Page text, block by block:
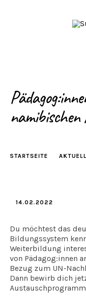
Suni e.V.
Deutsch-
Nachhaltigkeitsziele
namibischen
STARTSEITE
14.02.2022
Du möchtest das
Bildungssystem
Weiterbildung
von Pädagog:innen
Bezug zum UN-
Dann bewirb dich